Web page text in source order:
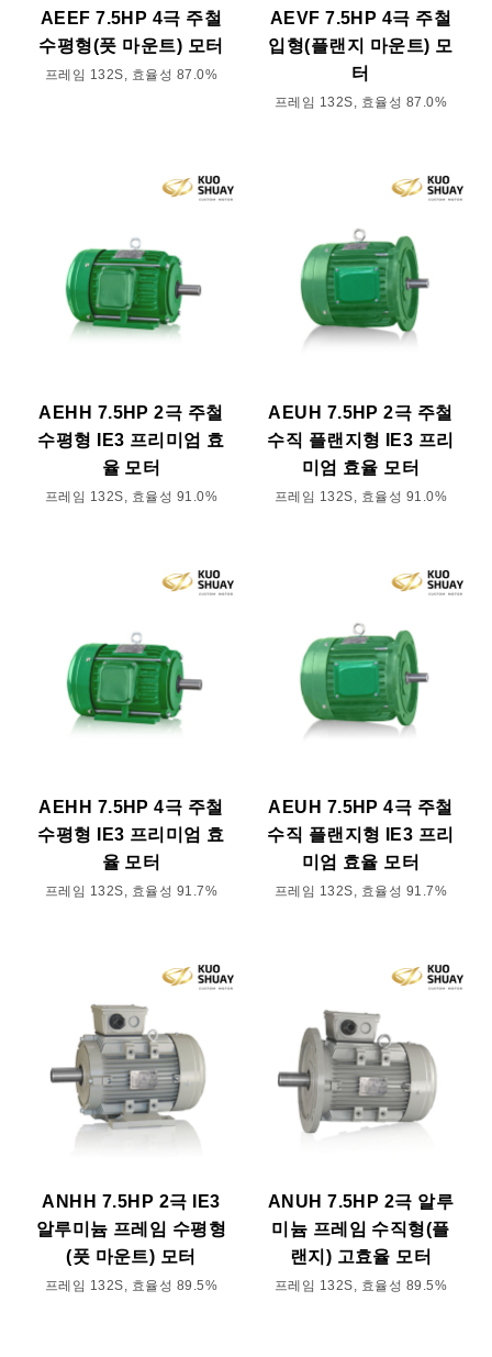
AEEF 7.5HP 4극 주철
수평형(풋 마운트) 모터
프레임 132S, 효율성 87.0%
AEVF 7.5HP 4극 주철
입형(플랜지 마운트) 모
터
프레임 132S, 효율성 87.0%
AEHH 7.5HP 2극 주철
수평형 IE3 프리미엄 효
율 모터
프레임 132S, 효율성 91.0%
AEUH 7.5HP 2극 주철
수직 플랜지형 IE3 프리
미엄 효율 모터
프레임 132S, 효율성 91.0%
AEHH 7.5HP 4극 주철
수평형 IE3 프리미엄 효
율 모터
프레임 132S, 효율성 91.7%
AEUH 7.5HP 4극 주철
수직 플랜지형 IE3 프리
미엄 효율 모터
프레임 132S, 효율성 91.7%
ANHH 7.5HP 2극 IE3
알루미늄 프레임 수평형
(풋 마운트) 모터
프레임 132S, 효율성 89.5%
ANUH 7.5HP 2극 알루
미늄 프레임 수직형(플
랜지) 고효율 모터
프레임 132S, 효율성 89.5%